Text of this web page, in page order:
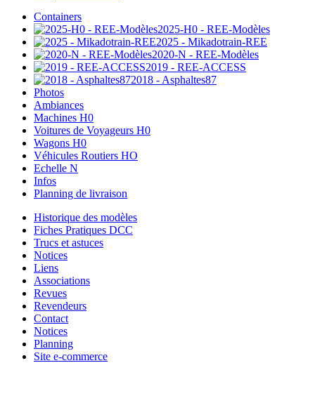
Containers
2025-H0 - REE-Modèles
2025 - Mikadotrain-REE
2020-N - REE-Modèles
2019 - REE-ACCESS
2018 - Asphaltes87
Photos
Ambiances
Machines H0
Voitures de Voyageurs H0
Wagons H0
Véhicules Routiers HO
Echelle N
Infos
Planning de livraison
Historique des modèles
Fiches Pratiques DCC
Trucs et astuces
Notices
Liens
Associations
Revues
Revendeurs
Contact
Notices
Planning
Site e-commerce